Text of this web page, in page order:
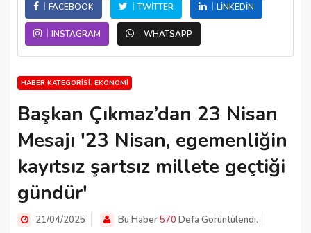
FACEBOOK TWITTER LINKEDIN
INSTAGRAM WHATSAPP
HABER KATEGORISI: EKONOMI
Başkan Çıkmaz’dan 23 Nisan
Mesajı '23 Nisan, egemenliğin
kayıtsız şartsız millete geçtiği
gündür'
21/04/2025 Bu Haber570 Defa Görüntülendi.